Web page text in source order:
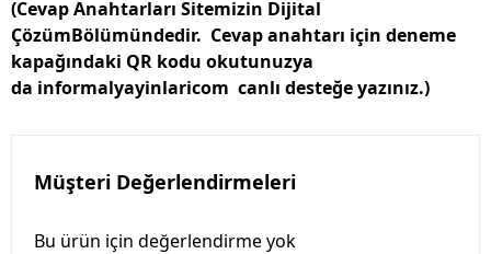
(Cevap Anahtarları Sitemizin Dijital
ÇözümBölümündedir. Cevap anahtarı için deneme
kapağındaki QR kodu okutunuzya
da informalyayinlaricom canlı desteğe yazınız.)
Müşteri Değerlendirmeleri
Bu ürün için değerlendirme yok